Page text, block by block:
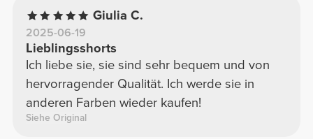
Giulia C.
2025-06-19
Lieblingsshorts
Ich liebe sie, sie sind sehr bequem und von
hervorragender Qualität. Ich werde sie in
anderen Farben wieder kaufen!
Siehe Original